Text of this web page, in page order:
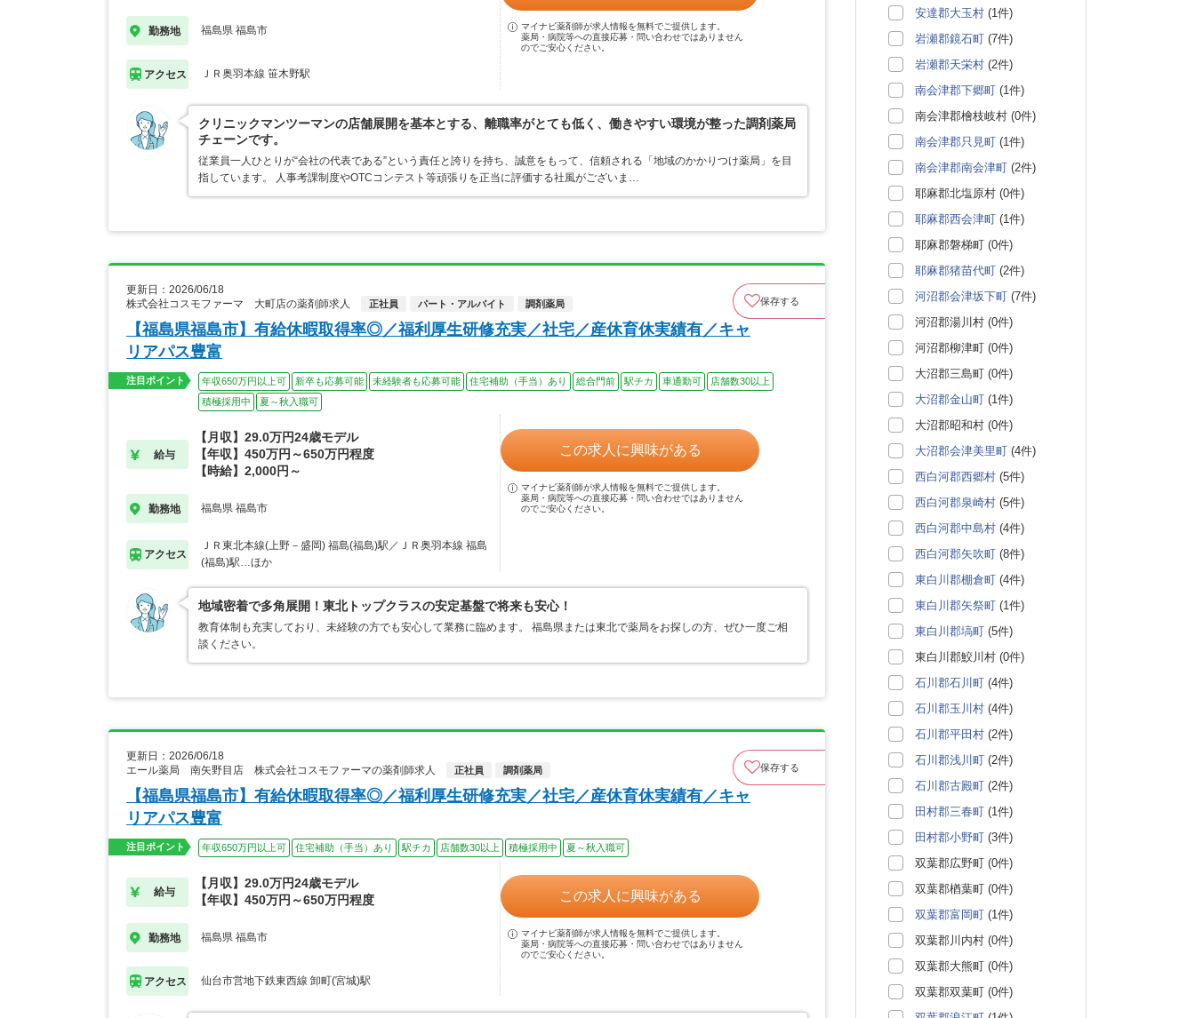
勤務地 福島県 福島市
アクセス ＪＲ奥羽本線 笹木野駅
マイナビ薬剤師が求人情報を無料でご提供します。
薬局・病院等への直接応募・問い合わせではありません
のでご安心ください。
クリニックマンツーマンの店舗展開を基本とする、離職率がとても低く、働きやすい環境が整った調剤薬局
チェーンです。
従業員一人ひとりが“会社の代表である”という責任と誇りを持ち、誠意をもって、信頼される「地域のかかりつけ薬局」を目
指しています。 人事考課制度やOTCコンテスト等頑張りを正当に評価する社風がございま…
更新日：2026/06/18
株式会社コスモファーマ 大町店の薬剤師求人
正社員 パート・アルバイト 調剤薬局 保存する
【福島県福島市】有給休暇取得率◎／福利厚生研修充実／社宅／産休育休実績有／キャ
リアパス豊富
注目ポイント 年収650万円以上可 新卒も応募可能 未経験者も応募可能 住宅補助（手当）あり 総合門前 駅チカ 車通勤可
店舗数30以上
積極採用中
夏～秋入職可
給与
【月収】29.0万円24歳モデル
【年収】450万円～650万円程度
【時給】2,000円～
勤務地 福島県 福島市
アクセス
ＪＲ東北本線(上野－盛岡) 福島(福島)駅／ＪＲ奥羽本線 福島
(福島)駅…ほか
この求人に興味がある
マイナビ薬剤師が求人情報を無料でご提供します。
薬局・病院等への直接応募・問い合わせではありません
のでご安心ください。
地域密着で多角展開！東北トップクラスの安定基盤で将来も安心！
教育体制も充実しており、未経験の方でも安心して業務に臨めます。 福島県または東北で薬局をお探しの方、ぜひ一度ご相
談ください。
更新日：2026/06/18
エール薬局 南矢野目店 株式会社コスモファーマの薬剤師求人
正社員 調剤薬局 保存する
【福島県福島市】有給休暇取得率◎／福利厚生研修充実／社宅／産休育休実績有／キャ
リアパス豊富
注目ポイント 年収650万円以上可 住宅補助（手当）あり 駅チカ 店舗数30以上 積極採用中 夏～秋入職可
給与
【月収】29.0万円24歳モデル
【年収】450万円～650万円程度
勤務地 福島県 福島市
アクセス 仙台市営地下鉄東西線 卸町(宮城)駅
この求人に興味がある
マイナビ薬剤師が求人情報を無料でご提供します。
薬局・病院等への直接応募・問い合わせではありません
のでご安心ください。
安達郡大玉村 (1件)
岩瀬郡鏡石町 (7件)
岩瀬郡天栄村 (2件)
南会津郡下郷町 (1件)
南会津郡檜枝岐村 (0件)
南会津郡只見町 (1件)
南会津郡南会津町 (2件)
耶麻郡北塩原村 (0件)
耶麻郡西会津町 (1件)
耶麻郡磐梯町 (0件)
耶麻郡猪苗代町 (2件)
河沼郡会津坂下町 (7件)
河沼郡湯川村 (0件)
河沼郡柳津町 (0件)
大沼郡三島町 (0件)
大沼郡金山町 (1件)
大沼郡昭和村 (0件)
大沼郡会津美里町 (4件)
西白河郡西郷村 (5件)
西白河郡泉崎村 (5件)
西白河郡中島村 (4件)
西白河郡矢吹町 (8件)
東白川郡棚倉町 (4件)
東白川郡矢祭町 (1件)
東白川郡塙町 (5件)
東白川郡鮫川村 (0件)
石川郡石川町 (4件)
石川郡玉川村 (4件)
石川郡平田村 (2件)
石川郡浅川町 (2件)
石川郡古殿町 (2件)
田村郡三春町 (1件)
田村郡小野町 (3件)
双葉郡広野町 (0件)
双葉郡楢葉町 (0件)
双葉郡富岡町 (1件)
双葉郡川内村 (0件)
双葉郡大熊町 (0件)
双葉郡双葉町 (0件)